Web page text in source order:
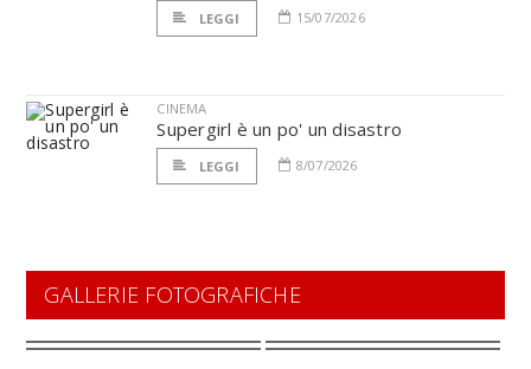
LEGGI 15/07/2026
CINEMA
Supergirl è un po' un disastro
LEGGI 8/07/2026
GALLERIE FOTOGRAFICHE